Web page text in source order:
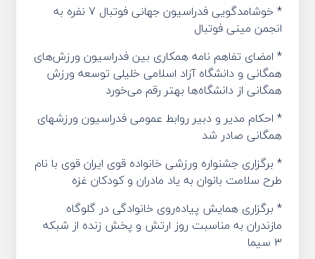
* خوشامدگویی فدراسیون جهانی فوتبال 7 نفره به
انجمن مینی فوتبال
* امضای تفاهم نامه همکاری بین فدراسیون ورزش‌های
همگانی و دانشگاه آزاد اسلامی خلیلی توسعه ورزش
همگانی از دانشگاه‌ها بهتر رقم می‌خورد
* احکام مدیر و دبیر روابط عمومی فدراسیون ورزشهای
همگانی صادر شد
* برگزاری جشنواره ورزشی خانواده قوی ایران قوی با نام
طرح سلامت بانوان به یاد مادران و کودکان غزه
* برگزاری همایش پیاده‌روی خانوادگی در گلوگاه
مازندران به مناسبت روز ارتش و پخش زنده از شبکه
۳ سیما